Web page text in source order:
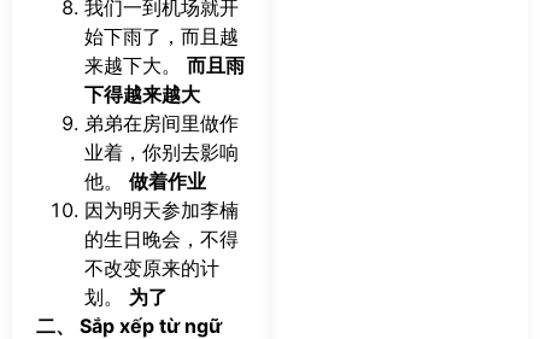
我们一到机场就开
始下雨了，而且越
来越下大。 而且雨
下得越来越大
弟弟在房间里做作
业着，你别去影响
他。 做着作业
因为明天参加李楠
的生日晚会，不得
不改变原来的计
划。 为了
二、 Sắp xếp từ ngữ